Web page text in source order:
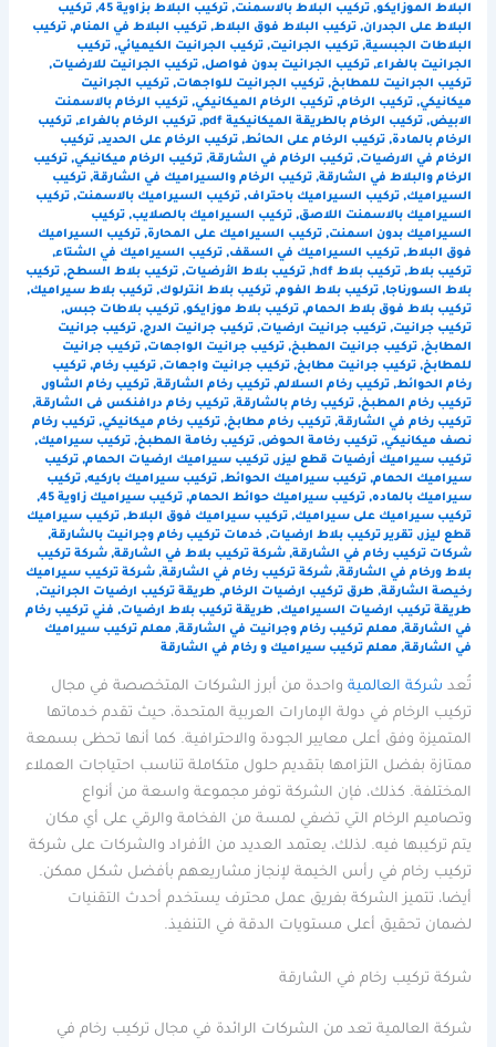
البلاط الموزايكو,تركيب البلاط بالاسمنت,تركيب البلاط بزاوية 45 ,تركيب
البلاط على الجدران,تركيب البلاط فوق البلاط,تركيب البلاط في المنام,تركيب
البلاطات الجبسية,تركيب الجرانيت,تركيب الجرانيت الكيميائي,تركيب
الجرانيت بالغراء,تركيب الجرانيت بدون فواصل,تركيب الجرانيت للارضيات,
تركيب الجرانيت للمطابخ,تركيب الجرانيت للواجهات,تركيب الجرانيت
ميكانيكي,تركيب الرخام,تركيب الرخام الميكانيكي,تركيب الرخام بالاسمنت
الابيض,تركيب الرخام بالطريقة الميكانيكية pdf ,تركيب الرخام بالغراء,تركيب
الرخام بالمادة,تركيب الرخام على الحائط,تركيب الرخام على الحديد,تركيب
الرخام في الارضيات,تركيب الرخام في الشارقة,تركيب الرخام ميكانيكي,تركيب
الرخام والبلاط في الشارقة,تركيب الرخام والسيراميك في الشارقة,تركيب
السيراميك,تركيب السيراميك باحتراف,تركيب السيراميك بالاسمنت,تركيب
السيراميك بالاسمنت اللاصق,تركيب السيراميك بالصلايب,تركيب
السيراميك بدون اسمنت,تركيب السيراميك على المحارة,تركيب السيراميك
فوق البلاط,تركيب السيراميك في السقف,تركيب السيراميك في الشتاء,
تركيب بلاط,تركيب بلاط hdf ,تركيب بلاط الأرضيات,تركيب بلاط السطح,تركيب
بلاط السورناجا,تركيب بلاط الفوم,تركيب بلاط انترلوك,تركيب بلاط سيراميك,
تركيب بلاط فوق بلاط الحمام,تركيب بلاط موزايكو,تركيب بلاطات جبس,
تركيب جرانيت,تركيب جرانيت ارضيات,تركيب جرانيت الدرج,تركيب جرانيت
المطابخ,تركيب جرانيت المطبخ,تركيب جرانيت الواجهات,تركيب جرانيت
للمطابخ,تركيب جرانيت مطابخ,تركيب جرانيت واجهات,تركيب رخام,تركيب
رخام الحوائط,تركيب رخام السلالم,تركيب رخام الشارقة,تركيب رخام الشاور,
تركيب رخام المطبخ,تركيب رخام بالشارقة,تركيب رخام درافنكس فى الشارقة,
تركيب رخام في الشارقة,تركيب رخام مطابخ,تركيب رخام ميكانيكي,تركيب رخام
نصف ميكانيكي,تركيب رخامة الحوض,تركيب رخامة المطبخ,تركيب سيراميك,
تركيب سيراميك أرضيات قطع ليزر,تركيب سيراميك ارضيات الحمام,تركيب
سيراميك الحمام,تركيب سيراميك الحوائط,تركيب سيراميك باركيه,تركيب
سيراميك بالماده,تركيب سيراميك حوائط الحمام,تركيب سيراميك زاوية 45
,
تركيب سيراميك على سيراميك,تركيب سيراميك فوق البلاط,تركيب سيراميك
قطع ليزر,تقرير تركيب بلاط ارضيات,خدمات تركيب رخام وجرانيت بالشارقة,
شركات تركيب رخام في الشارقة,شركة تركيب بلاط في الشارقة,شركة تركيب
بلاط ورخام في الشارقة,شركة تركيب رخام في الشارقة,شركة تركيب سيراميك
رخيصة الشارقة, طرق تركيب ارضيات الرخام, طريقة تركيب ارضيات الجرانيت,
طريقة تركيب ارضيات السيراميك, طريقة تركيب بلاط ارضيات, فني تركيب رخام
في الشارقة,معلم تركيب رخام وجرانيت في الشارقة,معلم تركيب سيراميك
في الشارقة,معلم تركيب سيراميك و رخام في الشارقة
تُعد شركة العالمية واحدة من أبرز الشركات المتخصصة في مجال
تركيب الرخام في دولة الإمارات العربية المتحدة، حيث تقدم خدماتها
المتميزة وفق أعلى معايير الجودة والاحترافية. كما أنها تحظى بسمعة
ممتازة بفضل التزامها بتقديم حلول متكاملة تناسب احتياجات العملاء
المختلفة. كذلك، فإن الشركة توفر مجموعة واسعة من أنواع
وتصاميم الرخام التي تضفي لمسة من الفخامة والرقي على أي مكان
يتم تركيبها فيه. لذلك، يعتمد العديد من الأفراد والشركات على شركة
تركيب رخام في رأس الخيمة لإنجاز مشاريعهم بأفضل شكل ممكن.
أيضا، تتميز الشركة بفريق عمل محترف يستخدم أحدث التقنيات
لضمان تحقيق أعلى مستويات الدقة في التنفيذ.
شركة تركيب رخام في الشارقة
شركة العالمية تعد من الشركات الرائدة في مجال تركيب رخام في